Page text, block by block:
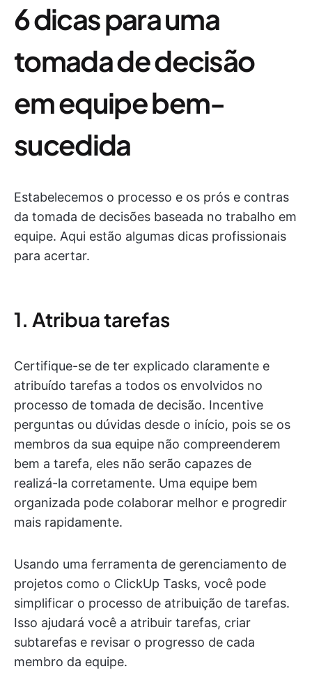
6 dicas para uma
tomada de decisão
em equipe bem-
sucedida
Estabelecemos o processo e os prós e contras
da tomada de decisões baseada no trabalho em
equipe. Aqui estão algumas dicas profissionais
para acertar.
1. Atribua tarefas
Certifique-se de ter explicado claramente e
atribuído tarefas a todos os envolvidos no
processo de tomada de decisão. Incentive
perguntas ou dúvidas desde o início, pois se os
membros da sua equipe não compreenderem
bem a tarefa, eles não serão capazes de
realizá-la corretamente. Uma equipe bem
organizada pode colaborar melhor e progredir
mais rapidamente.
Usando uma ferramenta de gerenciamento de
projetos como o ClickUp Tasks, você pode
simplificar o processo de atribuição de tarefas.
Isso ajudará você a atribuir tarefas, criar
subtarefas e revisar o progresso de cada
membro da equipe.